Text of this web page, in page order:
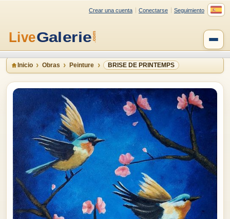
Crear una cuenta Conectarse Seguimiento
Inicio Obras Peinture BRISE DE PRINTEMPS